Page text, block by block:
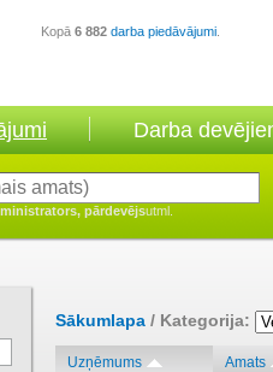
Kopā 6 882 darba piedāvājumi
Darba
pārdevējsutml.
Sākumlapa / Kategorija:
Uzņēmums Amats